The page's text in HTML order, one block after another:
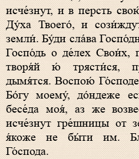
исче́знут, и в персть
Ду́ха Твоего́, и
земли́. Бу́ди сла́ва
Госпо́дь о де́лех Свои́х,
творя́й ю́ трясти́ся,
дымя́тся. Воспою́
Бо́гу моему́, до́ндеже
бесе́да моя́, аз же
исче́знут гре́шницы от
я́коже не бы́ти им.
Го́спода.